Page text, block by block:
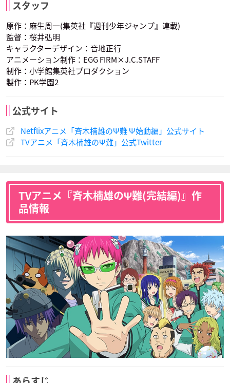
声優：日野聡
声優：鳥海浩輔
スタッフ
原作：麻生周一(集英社『週刊少年ジャンプ』連載)
監督：桜井弘明
キャラクターデザイン：音地正行
アニメーション制作：EGG FIRM×J.C.STAFF
制作：小学館集英社プロダクション
製作：PK学園2
公式サイト
Netflixアニメ「斉木楠雄のΨ難 Ψ始動編」公式サイト
TVアニメ「斉木楠雄のΨ難」公式Twitter
TVアニメ『斉木楠雄のΨ難(完結編)』作
品情報